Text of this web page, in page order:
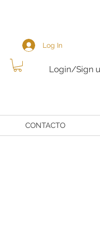
Login/Sign
Log In
CONTACTO